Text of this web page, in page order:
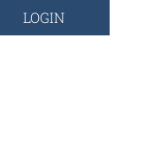
LOGIN